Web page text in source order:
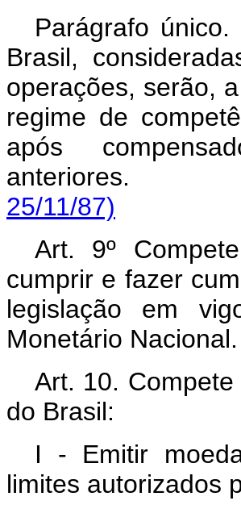
Parágrafo
Brasil,
operações, serão,
regime de
após
25/11/87)
Art. 9º
cumprir e fazer
legislação em
Monetário Nacional.
Art. 10.
do Brasil:
I - Emitir
limites autorizados